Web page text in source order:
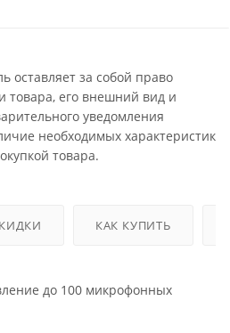
оставляет за собой право
товара, его внешний вид и
уведомления
необходимых характеристик
товара.
КАК КУПИТЬ
до 100 микрофонных